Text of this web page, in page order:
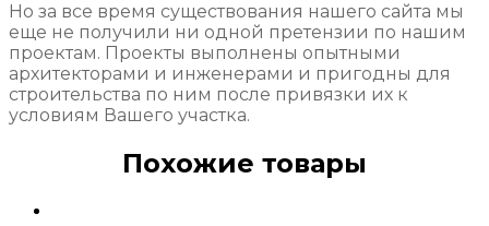
Но за все время существования нашего сайта мы
еще не получили ни одной претензии по нашим
проектам. Проекты выполнены опытными
архитекторами и инженерами и пригодны для
строительства по ним после привязки их к
условиям Вашего участка.
Похожие товары